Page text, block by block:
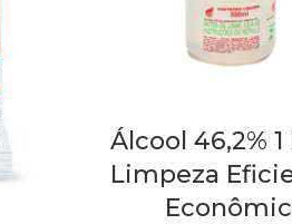
Álcool 46,2%
Limpeza